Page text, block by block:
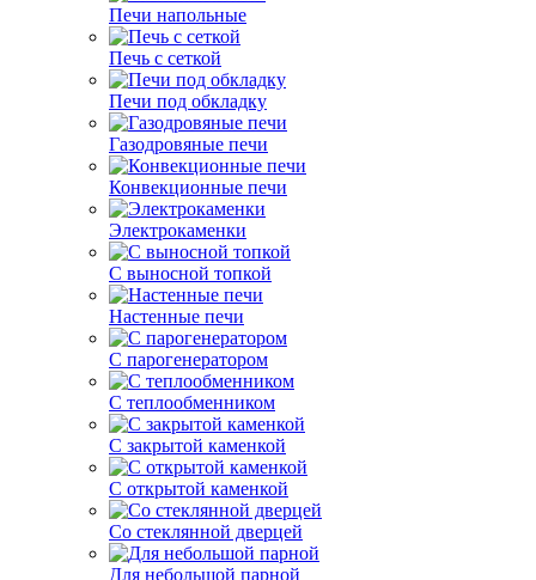
Печи напольные
Печь с сеткой
Печи под обкладку
Газодровяные печи
Конвекционные печи
Электрокаменки
С выносной топкой
Настенные печи
С парогенератором
С теплообменником
С закрытой каменкой
С открытой каменкой
Со стеклянной дверцей
Для небольшой парной